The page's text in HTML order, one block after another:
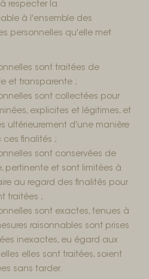
respecter la
à l'ensemble des
personnelles qu'elle met
sont traitées de
et transparente ;
sont collectées pour
explicites et légitimes, et
ultérieurement d'une manière
finalités ;
sont conservées de
pertinente et sont limitées à
au regard des finalités pour
traitées ;
sont exactes, tenues à
raisonnables sont prises
inexactes, eu égard aux
elles sont traitées, soient
sans tarder.